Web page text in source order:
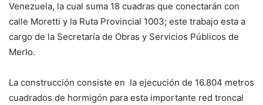
Venezuela, la cual suma 18 cuadras que conectarán con
calle Moretti y la Ruta Provincial 1003; este trabajo esta a
cargo de la Secretaría de Obras y Servicios Públicos de
Merlo.
La construcción consiste en la ejecución de 16.804 metros
cuadrados de hormigón para esta importante red troncal